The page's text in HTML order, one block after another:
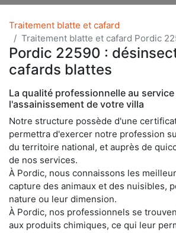
Traitement blatte et cafard
Traitement blatte et cafard Pordic
Pordic 22590 :
cafards blattes
La qualité professionnelle au service
l'assainissement de votre villa
Notre structure possède d'une
permettra d'exercer notre profession
du territoire national, et auprès de
de nos services.
À Pordic, nous connaissons les
capture des animaux et des nuisibles,
nature ou leur dimension.
À Pordic, nos professionnels se
aux produits chimiques, ce qui leur